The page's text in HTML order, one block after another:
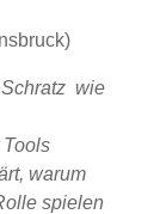
Schratz wie
warum
spielen